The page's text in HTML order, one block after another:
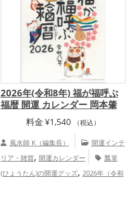
2026年(令和8年) 福が福呼ぶ
福暦 開運 カレンダー 岡本肇
料金 ¥1,540 （税込）
風水師 K（編集長）
開運インテ
リア・雑貨, 開運カレンダー
瓢箪
(ひょうたん)の開運グッズ, 2026年（令和